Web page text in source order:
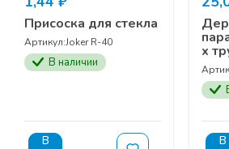
Присоска для стекла
Артикул:Joker R-40
В наличии
В
х
В